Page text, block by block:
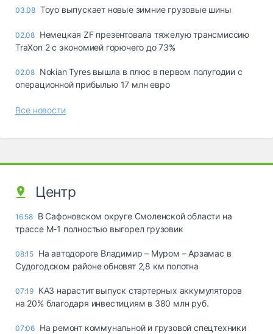
03.08 Toyo выпускает новые зимние грузовые шины
02.08 Немецкая ZF презентовала тяжелую трансмиссию
TraXon 2 с экономией горючего до 73%
02.08 Nokian Tyres вышла в плюс в первом полугодии с
операционной прибылью 17 млн евро
Все новости
Центр
16:58 В Сафоновском округе Смоленской области на
трассе М-1 полностью выгорел грузовик
08:15 На автодороге Владимир – Муром – Арзамас в
Судогодском районе обновят 2,8 км полотна
07:19 КАЗ нарастит выпуск стартерных аккумуляторов
на 20% благодаря инвестициям в 380 млн руб.
07:06 На ремонт коммунальной и грузовой спецтехники